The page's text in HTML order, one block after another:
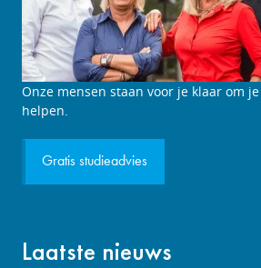
Studieadviesgesprek
aanvragen
Onze mensen staan voor je klaar om
helpen.
Gratis studieadvies
Laatste nieuws